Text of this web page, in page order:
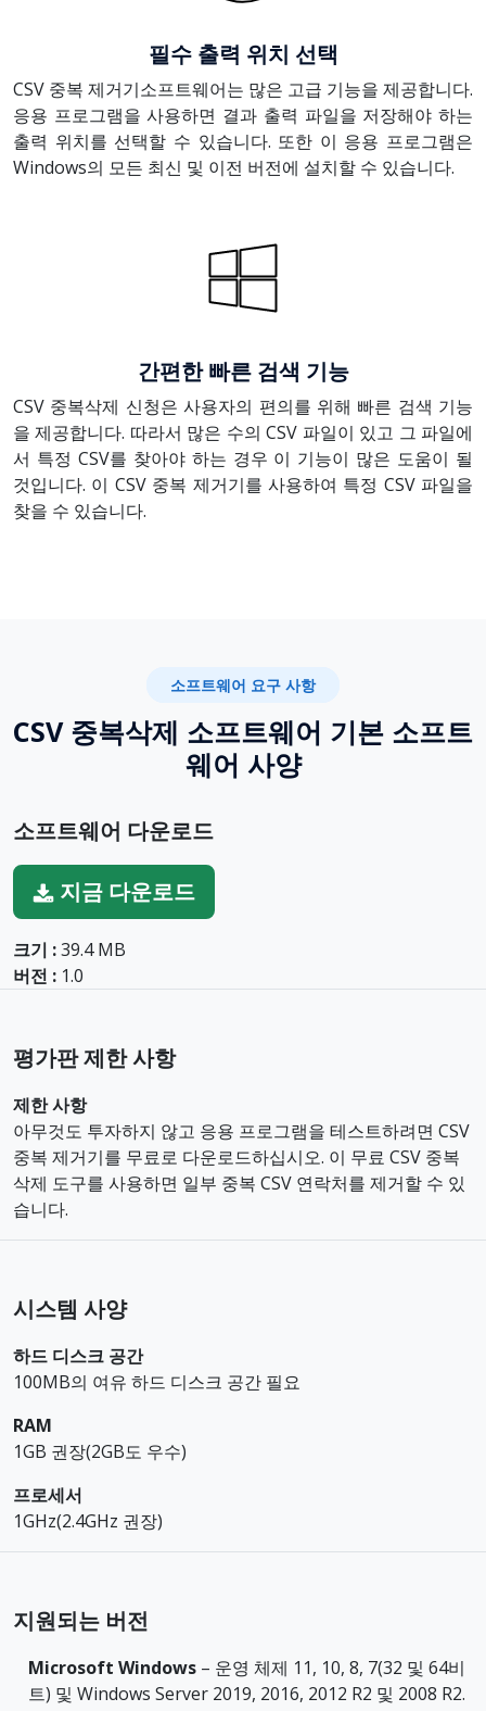
필수 출력 위치 선택
CSV 중복 제거기소프트웨어는 많은 고급 기능을 제공합니다.
응용 프로그램을 사용하면 결과 출력 파일을 저장해야 하는
출력 위치를 선택할 수 있습니다. 또한 이 응용 프로그램은
Windows의 모든 최신 및 이전 버전에 설치할 수 있습니다.
간편한 빠른 검색 기능
CSV 중복삭제 신청은 사용자의 편의를 위해 빠른 검색 기능
을 제공합니다. 따라서 많은 수의 CSV 파일이 있고 그 파일에
서 특정 CSV를 찾아야 하는 경우 이 기능이 많은 도움이 될
것입니다. 이 CSV 중복 제거기를 사용하여 특정 CSV 파일을
찾을 수 있습니다.
소프트웨어 요구 사항
CSV 중복삭제 소프트웨어 기본 소프트
웨어 사양
소프트웨어 다운로드
지금 다운로드
크기 :39.4 MB
버전 : 1.0
평가판 제한 사항
제한 사항
아무것도 투자하지 않고 응용 프로그램을 테스트하려면 CSV
중복 제거기를 무료로 다운로드하십시오. 이 무료 CSV 중복
삭제 도구를 사용하면 일부 중복 CSV 연락처를 제거할 수 있
습니다.
시스템 사양
하드 디스크 공간
100MB의 여유 하드 디스크 공간 필요
RAM
1GB 권장(2GB도 우수)
프로세서
1GHz(2.4GHz 권장)
지원되는 버전
Microsoft Windows – 운영 체제 11, 10, 8, 7(32 및 64비
트) 및 Windows Server 2019, 2016, 2012 R2 및 2008 R2.